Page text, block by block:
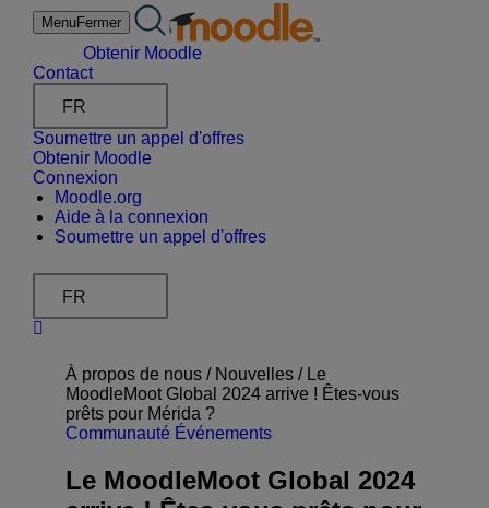
Aller
MenuFermer
Obtenir Moodle
Contact
FR
Soumettre un appel d'offres
Obtenir Moodle
Connexion
Moodle.org
Aide à la connexion
Soumettre un appel d'offres
FR
À propos de nous / Nouvelles / Le
MoodleMoot Global 2024 arrive ! Êtes-vous
prêts pour Mérida ?
Communauté Événements
Le MoodleMoot Global 2024